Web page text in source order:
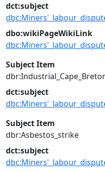
dct:subject
dbo:wikiPageWikiLink
Subject Item
dct:subject
Subject Item
dbr:Asbestos_strike
dct:subject